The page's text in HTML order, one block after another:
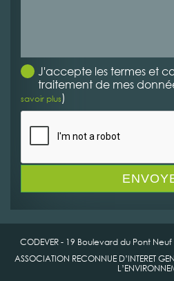
J'accepte les termes et
traitement de mes
savoir plus)
CODEVER - 19 Boulevard du Pont Neuf
ASSOCIATION RECONNUE D’INTERET